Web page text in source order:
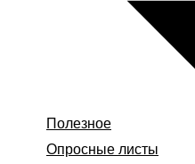
Полезное
Опросные листы